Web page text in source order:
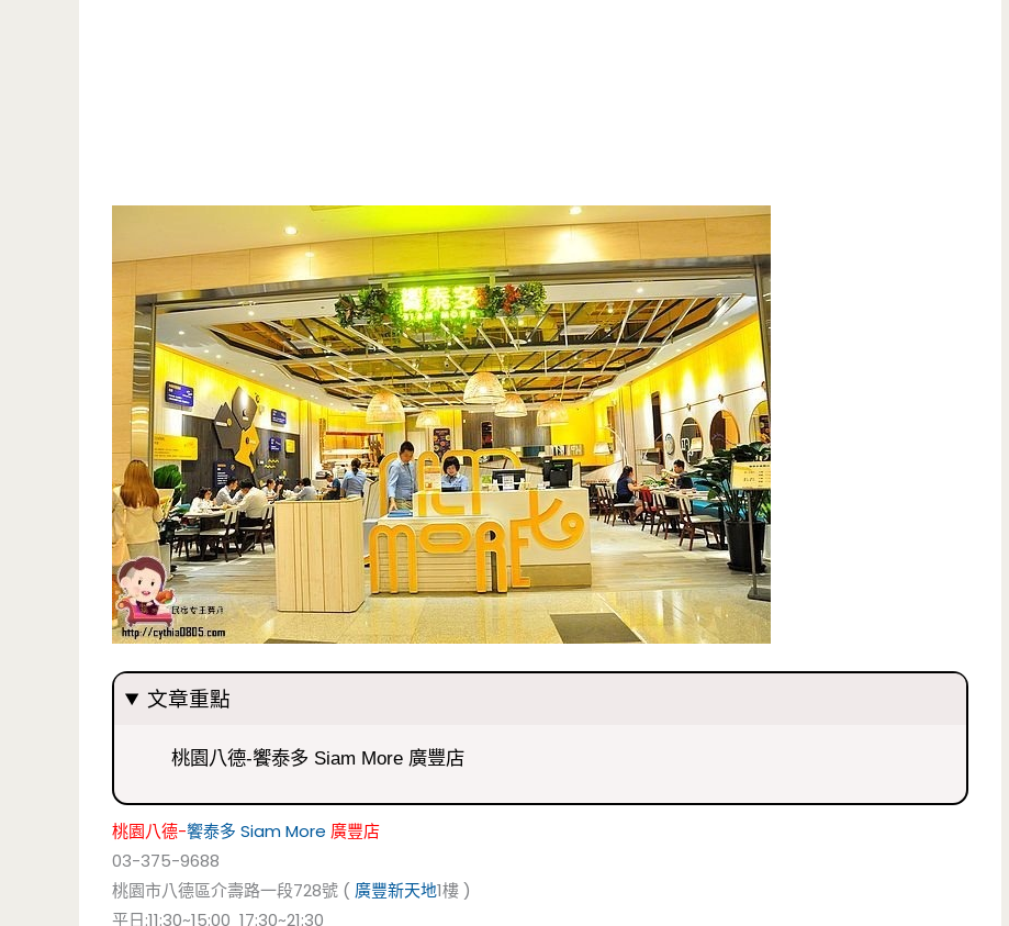
文章重點
桃園八德-饗泰多 Siam More 廣豐店
桃園八德-饗泰多 Siam More 廣豐店
03-375-9688
桃園市八德區介壽路一段728號 ( 廣豐新天地1樓 )
平日:11:30~15:00 17:30~21:30